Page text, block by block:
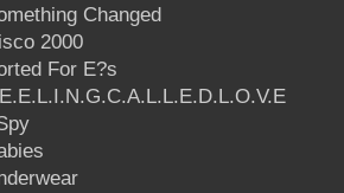
Changed
2000
For E?s